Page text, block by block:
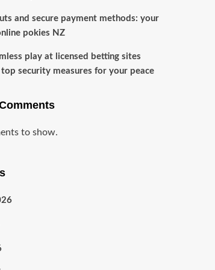
and secure payment methods: your
pokies NZ
play at licensed betting sites
security measures for your peace
to show.